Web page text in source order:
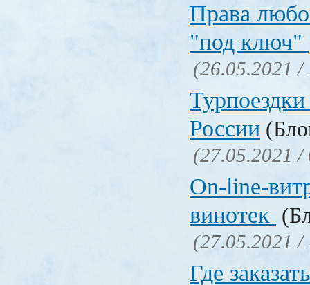
Права
"под ключ"
(26.05.2021 /
России
(27.05.2021 /
On-line-
винотек
(27.05.2021 /
Где